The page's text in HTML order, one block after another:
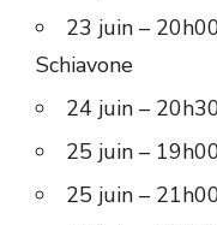
23 juin –
Schiavone
24 juin –
25 juin –
25 juin –